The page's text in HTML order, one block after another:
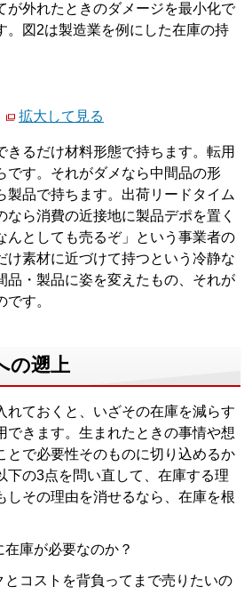
が外れたときのダメージを最小化で
。図2は製造業を例にした在庫の持
拡大して見る
きるだけ材料形態で持ちます。転用
です。それがダメなら中間品の形
製品で持ちます。出荷リードタイム
なら消費の近接地に製品デポを置く
んとしても売るぞ」という事業者の
け素材に近づけて持つという冷静な
品・製品に姿を変えたもの、それが
す。
の遡上
れておくと、いざその在庫を減らす
できます。生まれたときの事情や想
とで必要性そのものに切り込めるか
下の3点を問い直して、在庫する理
しその理由を消せるなら、在庫を根
庫が必要なのか？
とコストを背負ってまで売りたいの